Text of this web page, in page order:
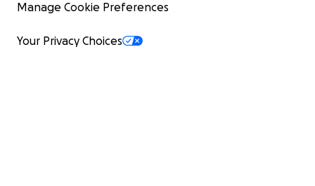
Manage Cookie Preferences
Your Privacy Choices